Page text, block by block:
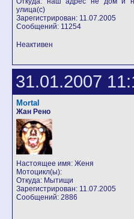
улица(с)
Зарегистрирован: 11.07.2005
Сообщений: 11254
Неактивен
31.01.2007
Mortal
Жан Рено
Настоящее имя: Женя
Мотоцикл(ы):
Откуда: Мытищи
Зарегистрирован: 11.07.2005
Сообщений: 2886